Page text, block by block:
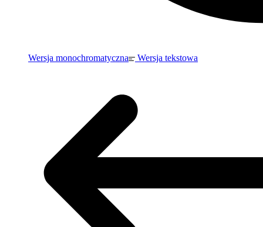
Wersja monochromatyczna Wersja tekstowa